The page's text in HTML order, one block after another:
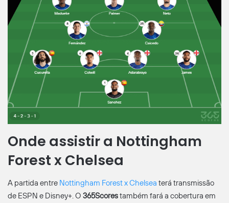
Onde assistir a Nottingham
Forest x Chelsea
A partida entre Nottingham Forest x Chelsea terá transmissão
de ESPN e Disney+. O 365Scorestambém fará a cobertura em